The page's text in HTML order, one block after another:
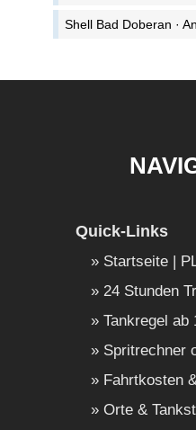
Shell Bad Doberan ·
Quick-Links
Startseite |
24 Stunden
Tankregel ab
Spritrechner
Fahrtkosten
Orte &